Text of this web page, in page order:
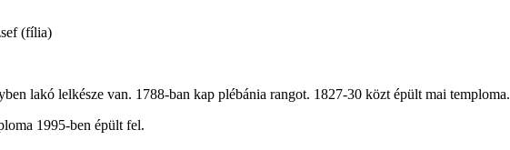
(fília)
lakó lelkésze van. 1788-ban kap plébánia rangot. 1827-30 közt épült mai temploma.
1995-ben épült fel.